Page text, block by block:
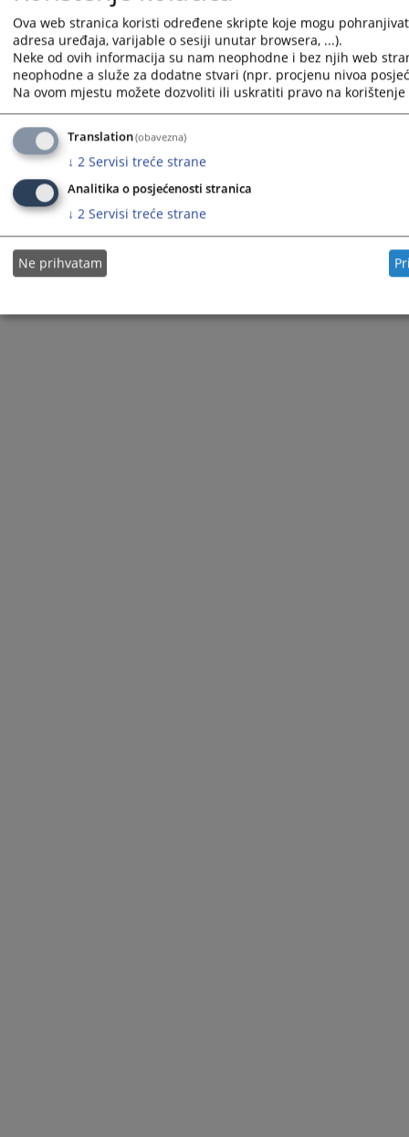
Ova web stranica koristi određene skripte koje mogu
adresa uređaja, varijable o sesiji unutar browsera, ...).
Neke od ovih informacija su nam neophodne i bez njih web
neophodne a služe za dodatne stvari (npr. procjenu nivoa
Na ovom mjestu možete dozvoliti ili uskratiti pravo na
Translation(obavezna)
↓ 2 Servisi treće strane
Analitika o posjećenosti stranica
↓ 2 Servisi treće strane
Ne prihvatam